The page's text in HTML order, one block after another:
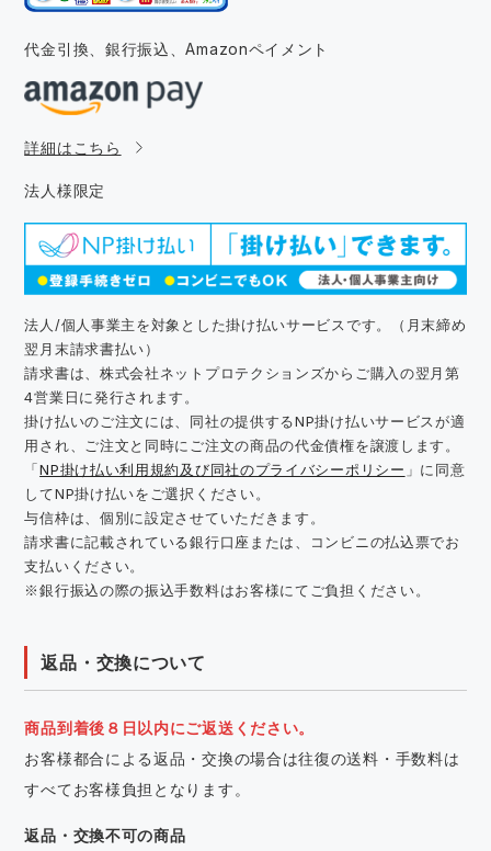
代金引換、銀行振込、Amazonペイメント
詳細はこちら
法人様限定
法人/個人事業主を対象とした掛け払いサービスです。（月末締め
翌月末請求書払い）
請求書は、株式会社ネットプロテクションズからご購入の翌月第
4営業日に発行されます。
掛け払いのご注文には、同社の提供するNP掛け払いサービスが適
用され、ご注文と同時にご注文の商品の代金債権を譲渡します。
「NP掛け払い利用規約及び同社のプライバシーポリシー 」に同意
してNP掛け払いをご選択ください。
与信枠は、個別に設定させていただきます。
請求書に記載されている銀行口座または、コンビニの払込票でお
支払いください。
※銀行振込の際の振込手数料はお客様にてご負担ください。
返品・交換について
商品到着後８日以内にご返送ください。
お客様都合による返品・交換の場合は往復の送料・手数料は
すべてお客様負担となります。
返品・交換不可の商品